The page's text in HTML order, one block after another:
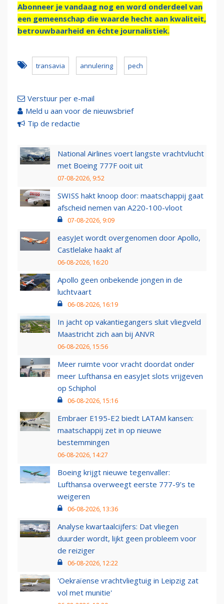
Abonneer je vandaag nog en word onderdeel van
een gemeenschap die waarde hecht aan kwaliteit,
betrouwbaarheid en échte journalistiek.
transavia annulering pech
Verstuur per e-mail
Meld u aan voor de nieuwsbrief
Tip de redactie
National Airlines voert langste vrachtvlucht
met Boeing 777F ooit uit
07-08-2026, 9:52
SWISS hakt knoop door: maatschappij gaat
afscheid nemen van A220-100-vloot
07-08-2026, 9:09
easyJet wordt overgenomen door Apollo,
Castlelake haakt af
06-08-2026, 16:20
Apollo geen onbekende jongen in de
luchtvaart
06-08-2026, 16:19
In jacht op vakantiegangers sluit vliegveld
Maastricht zich aan bij ANVR
06-08-2026, 15:56
Meer ruimte voor vracht doordat onder
meer Lufthansa en easyJet slots vrijgeven
op Schiphol
06-08-2026, 15:16
Embraer E195-E2 biedt LATAM kansen:
maatschappij zet in op nieuwe
bestemmingen
06-08-2026, 14:27
Boeing krijgt nieuwe tegenvaller:
Lufthansa overweegt eerste 777-9’s te
weigeren
06-08-2026, 13:36
Analyse kwartaalcijfers: Dat vliegen
duurder wordt, lijkt geen probleem voor
de reiziger
06-08-2026, 12:22
'Oekraïense vrachtvliegtuig in Leipzig zat
vol met munitie'